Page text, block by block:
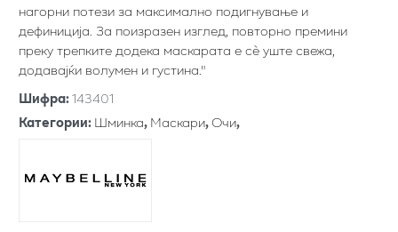
нагорни потези за максимално подигнување и
дефиниција. За поизразен изглед, повторно премини
преку трепките додека маскарата е сè уште свежа,
додавајќи волумен и густина."
Шифра:143401
Категории:Шминка,Маскари,Очи,